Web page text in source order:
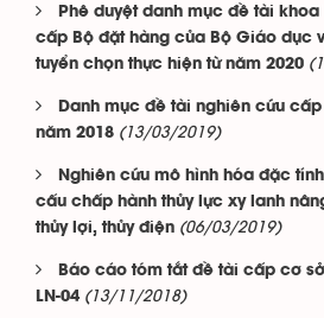
Phê duyệt danh mục đề tài
cấp Bộ đặt hàng của Bộ Giáo dục
tuyển chọn thực hiện từ năm 2020
Danh mục đề tài nghiên cứu
năm 2018 (13/03/2019)
Nghiên cứu mô hình hóa đặc
cấu chấp hành thủy lực xy lanh
thủy lợi, thủy điện (06/03/2019)
Báo cáo tóm tắt đề tài cấp cơ
LN-04 (13/11/2018)